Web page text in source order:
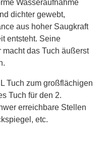
Wasseraufnahme
dichter gewebt,
aus hoher Saugkraft
entsteht. Seine
das Tuch äußerst
Tuch zum großflächigen
Tuch für den 2.
erreichbare Stellen
etc.